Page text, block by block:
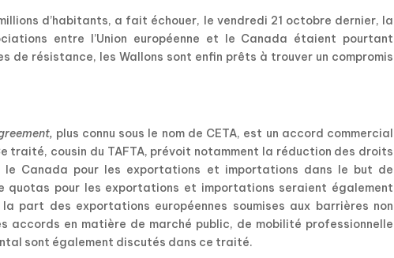
d’habitants, a fait échouer, le vendredi 21 octobre dernier, la
entre l’Union européenne et le Canada étaient pourtant
de résistance, les Wallons sont enfin prêts à trouver un compromis
plus connu sous le nom de CETA, est un accord commercial
traité, cousin du TAFTA, prévoit notamment la réduction des droits
le Canada pour les exportations et importations dans le but de
quotas pour les exportations et importations seraient également
part des exportations européennes soumises aux barrières non
accords en matière de marché public, de mobilité professionnelle
sont également discutés dans ce traité.